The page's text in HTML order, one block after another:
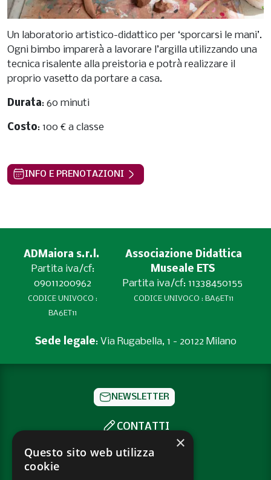
Un laboratorio artistico-didattico per ‘sporcarsi le mani’.
Ogni bimbo imparerà a lavorare l’argilla utilizzando una
tecnica risalente alla preistoria e potrà realizzare il
proprio vasetto da portare a casa.
Durata: 60 minuti
Costo: 100 € a classe
INFO E PRENOTAZIONI
ADMaiora s.r.l.
Partita iva/cf:
09011200962
CODICE UNIVOCO :
BA6ET11
Associazione Didattica
Museale ETS
Partita iva/cf: 11338450155
CODICE UNIVOCO : BA6ET11
Sede legale: Via Rugabella, 1 - 20122 Milano
NEWSLETTER
CONTATTI
SOCIAL
×
Questo sito web utilizza
cookie